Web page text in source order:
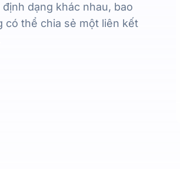
dạng khác nhau, bao
có thể chia sẻ một liên kết